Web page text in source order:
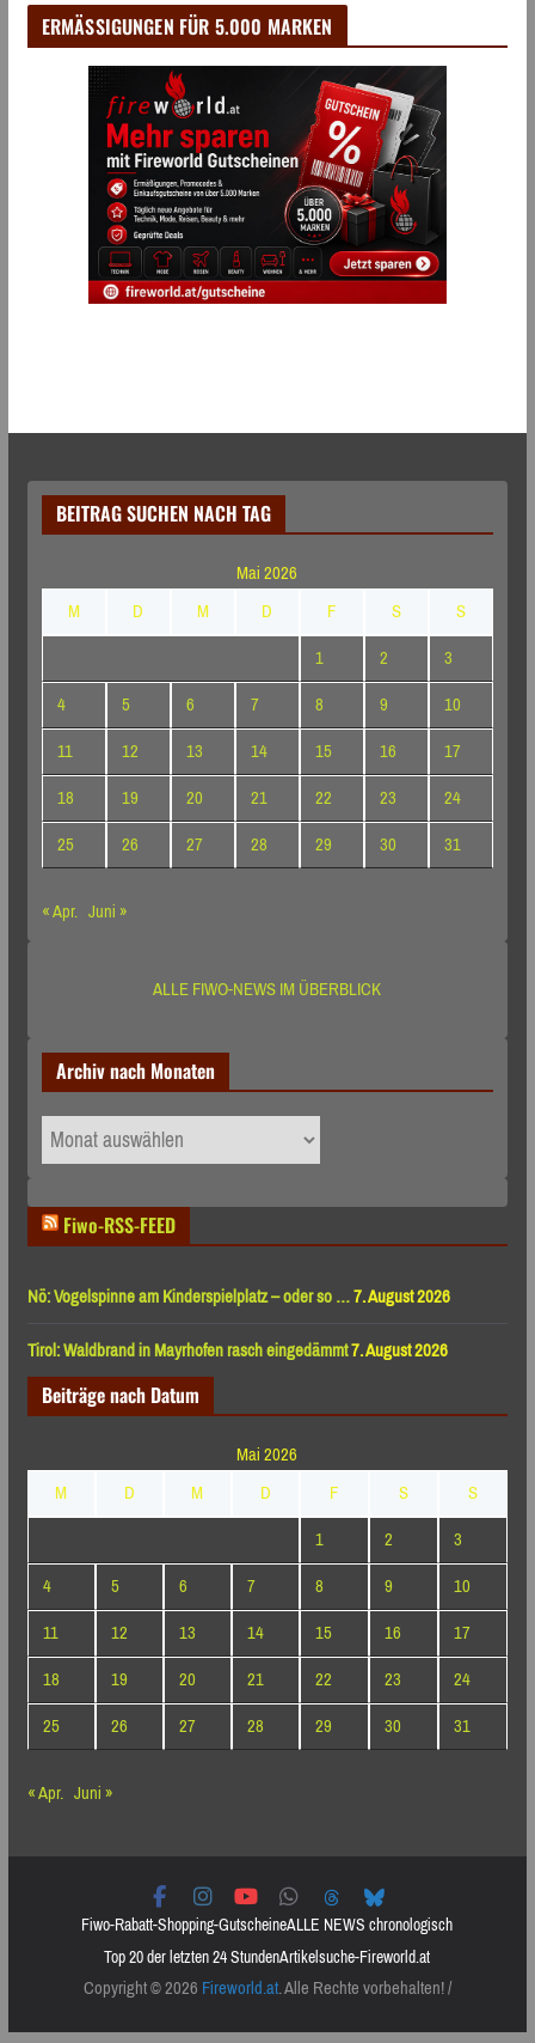
ERMÄSSIGUNGEN FÜR 5.000 MARKEN
BEITRAG SUCHEN NACH TAG
Mai 2026
M
D M D F S
S
1
2
3
4
5 6 7 8 9
10
11
12 13 14 15 16
17
18
19 20 21 22 23
24
25
26 27 28 29 30
31
« Apr. Juni »
ALLE FIWO-NEWS IM ÜBERBLICK
Archiv nach Monaten
Archiv
nach
Fiwo-RSS-FEED
Nö: Vogelspinne am Kinderspielplatz – oder so …7. August 2026
Tirol: Waldbrand in Mayrhofen rasch eingedämmt7. August 2026
Beiträge nach Datum
Mai 2026
M
D M D F S
S
1
2
3
4
5 6 7 8 9
10
11
12 13 14 15 16
17
18
19 20 21 22 23
24
25
26 27 28 29 30
31
« Apr. Juni »
Fiwo-Rabatt-Shopping-GutscheineALLE NEWS chronologisch
Top 20 der letzten 24 StundenArtikelsuche-Fireworld.at
Copyright © 2026Fireworld.at. Alle Rechte vorbehalten! /